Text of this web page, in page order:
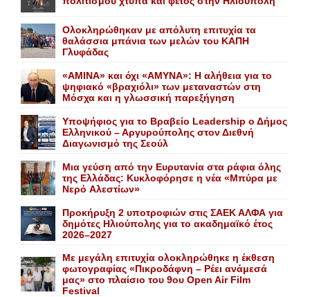
Ολοκληρώθηκαν με απόλυτη επιτυχία τα
θαλάσσια μπάνια των μελών του KAΠH
Γλυφάδας
«AMINA» και όχι «ΑΜΥΝΑ»: Η αλήθεια για το
ψηφιακό «βραχιόλι» των μεταναστών στη
Μόσχα και η γλωσσική παρεξήγηση
Yποψήφιος για το Bραβείο Leadership ο Δήμος
Ελληνικού – Αργυρούπολης στον Διεθνή
Διαγωνισμό της Σεούλ
Mια γεύση από την Eυρυτανία στα ράφια όλης
της Ελλάδας: Κυκλοφόρησε η νέα «Μπύρα με
Nερό Aλεστίων»
Προκήρυξη 2 υποτροφιών στις ΣΑΕΚ ΑΛΦΑ για
δημότες Ηλιούπολης για το ακαδημαϊκό έτος
2026–2027
Με μεγάλη επιτυχία ολοκληρώθηκε η έκθεση
φωτογραφίας «Πικροδάφνη – Ρέει ανάμεσά
μας» στο πλαίσιο του 9ου Open Air Film
Festival